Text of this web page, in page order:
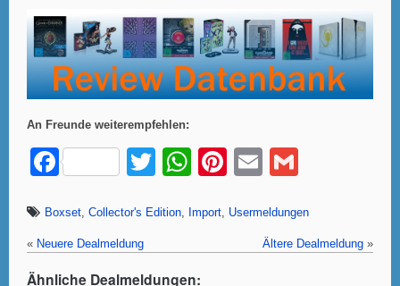
An Freunde weiterempfehlen:
F
c
e
b
T
tt
er
W
at
s
A
Pi
er
e
E
ail ail
Boxset, Collector's Edition, Import, Usermeldungen
« Neuere Dealmeldung Ältere Dealmeldung »
Ähnliche Dealmeldungen: